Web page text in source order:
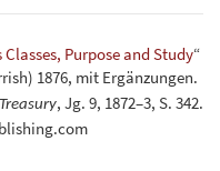
Purpose and Study“
1876, mit Ergänzungen.
, Jg. 9, 1872–3, S. 342.